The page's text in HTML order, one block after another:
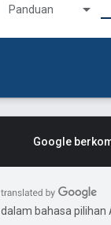
Panduan
Google
dalam bahasa pilihan